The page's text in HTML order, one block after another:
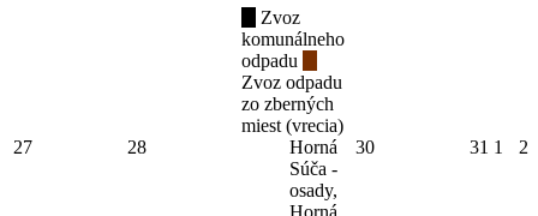
27 28
Zvoz
komunálneho
odpadu
Zvoz odpadu
zo zberných
miest (vrecia)
Horná
Súča -
osady,
30 31 1 2